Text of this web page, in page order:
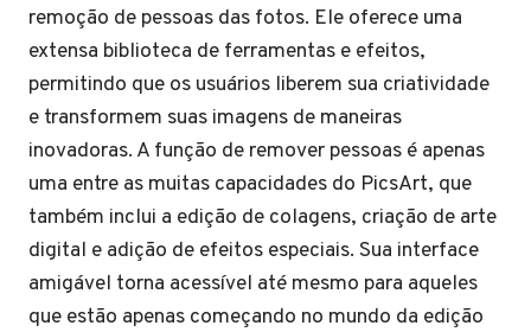
remoção de pessoas das fotos. Ele oferece uma
extensa biblioteca de ferramentas e efeitos,
permitindo que os usuários liberem sua criatividade
e transformem suas imagens de maneiras
inovadoras. A função de remover pessoas é apenas
uma entre as muitas capacidades do PicsArt, que
também inclui a edição de colagens, criação de arte
digital e adição de efeitos especiais. Sua interface
amigável torna acessível até mesmo para aqueles
que estão apenas começando no mundo da edição